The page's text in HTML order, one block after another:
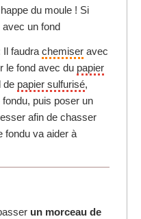
du moule ! Si
un fond
Il faudra chemiser avec
le fond avec du papier
de papier sulfurisé,
puis poser un
afin de chasser
fondu va aider à
un morceau de